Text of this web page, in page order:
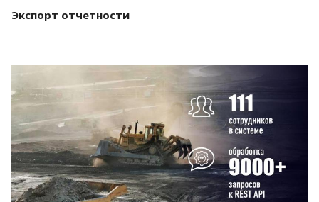
Экспорт отчетности
Смотреть проект